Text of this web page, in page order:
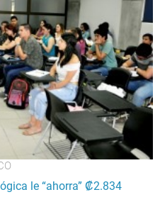
le “ahorra” ₡2.834